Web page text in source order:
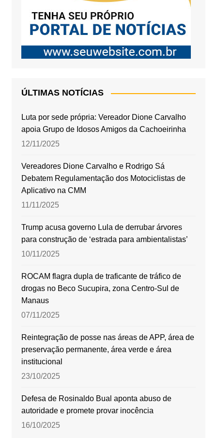
ÚLTIMAS NOTÍCIAS
Luta por sede própria: Vereador Dione Carvalho
apoia Grupo de Idosos Amigos da Cachoeirinha
12/11/2025
Vereadores Dione Carvalho e Rodrigo Sá
Debatem Regulamentação dos Motociclistas de
Aplicativo na CMM
11/11/2025
Trump acusa governo Lula de derrubar árvores
para construção de ‘estrada para ambientalistas’
10/11/2025
ROCAM flagra dupla de traficante de tráfico de
drogas no Beco Sucupira, zona Centro-Sul de
Manaus
07/11/2025
Reintegração de posse nas áreas de APP, área de
preservação permanente, área verde e área
institucional
23/10/2025
Defesa de Rosinaldo Bual aponta abuso de
autoridade e promete provar inocência
16/10/2025